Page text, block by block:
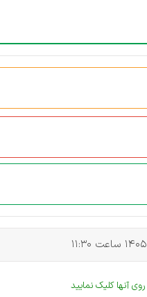
آنها کلیک نمایید